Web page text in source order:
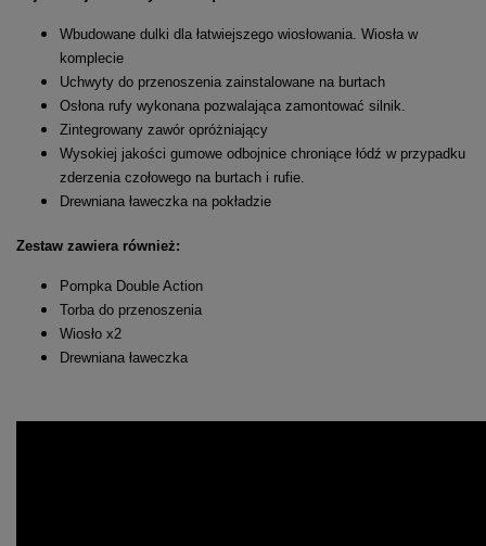
Wbudowane dulki dla łatwiejszego wiosłowania. Wiosła w
komplecie
Uchwyty do przenoszenia zainstalowane na burtach
Osłona rufy wykonana pozwalająca zamontować silnik.
Zintegrowany zawór opróżniający
Wysokiej jakości gumowe odbojnice chroniące łódź w przypadku
zderzenia czołowego na burtach i rufie.
Drewniana ławeczka na pokładzie
Zestaw zawiera również:
Pompka Double Action
Torba do przenoszenia
Wiosło x2
Drewniana ławeczka